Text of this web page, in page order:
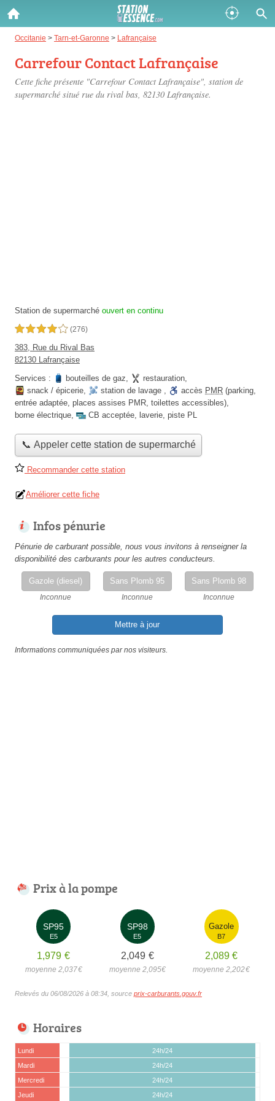
Occitanie > Tarn-et-Garonne > Lafrançaise
Carrefour Contact Lafrançaise
Cette fiche présente "Carrefour Contact Lafrançaise", station de
supermarché situé rue du rival bas, 82130 Lafrançaise.
Station de supermarché ouvert en continu
4,0 étoiles sur 5 (276)
383, Rue du Rival Bas
82130 Lafrançaise
Services :
bouteilles de gaz, restauration,
snack / épicerie, station de lavage , accès PMR (parking,
entrée adaptée, places assises PMR, toilettes accessibles),
borne électrique, CB acceptée, laverie, piste PL
📞 Appeler cette station de supermarché
Recommander cette station
Améliorer cette fiche
Infos pénurie
Pénurie de carburant possible, nous vous invitons à renseigner la
disponibilité des carburants pour les autres conducteurs.
Gazole (diesel)
Inconnue
Sans Plomb 95
Inconnue
Sans Plomb 98
Inconnue
Mettre à jour
Informations communiquées par nos visiteurs.
Prix à la pompe
SP95
E5
1,979 €
moyenne 2,037€
SP98
E5
2,049 €
moyenne 2,095€
Gazole
B7
2,089 €
moyenne 2,202€
Relevés du 06/08/2026 à 08:34, source prix-carburants.gouv.fr
Horaires
Lundi
24h/24
Mardi
24h/24
Mercredi
24h/24
Jeudi
24h/24
Gazole :
Disponible Épuisé
SP 98 :